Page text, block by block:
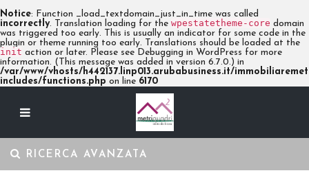
Notice: Function _load_textdomain_just_in_time was called
incorrectly. Translation loading for the wpestatetheme-core domain
was triggered too early. This is usually an indicator for some code in the
plugin or theme running too early. Translations should be loaded at the
init action or later. Please see Debugging in WordPress for more
information. (This message was added in version 6.7.0.) in
/var/www/vhosts/h442137.linp013.arubabusiness.it/
includes/functions.php on line 6170
RICERCA AVANZATA